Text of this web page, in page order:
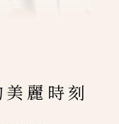
麗時刻